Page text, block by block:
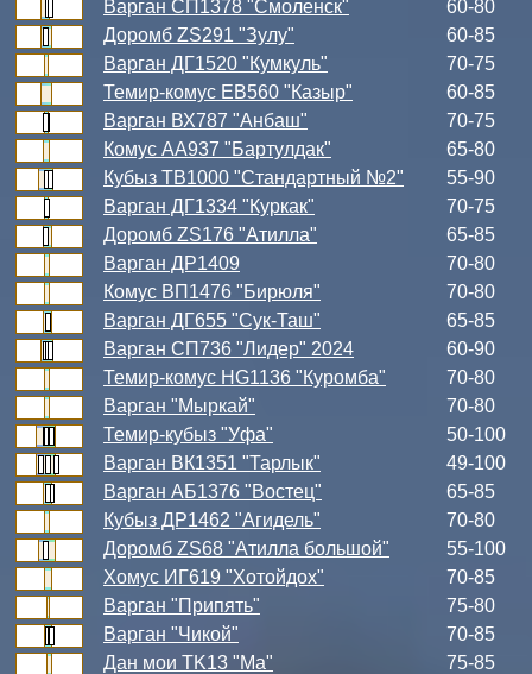
Варган СП1378 "Смоленск"
60-80
Доромб ZS291 "Зулу"
60-85
Варган ДГ1520 "Кумкуль"
70-75
Темир-комус ЕВ560 "Казыр"
60-85
Варган ВХ787 "Анбаш"
70-75
Комус АА937 "Бартулдак"
65-80
Кубыз ТВ1000 "Стандартный №2"
55-90
Варган ДГ1334 "Куркак"
70-75
Доромб ZS176 "Атилла"
65-85
Варган ДР1409
70-80
Комус ВП1476 "Бирюля"
70-80
Варган ДГ655 "Сук-Таш"
65-85
Варган СП736 "Лидер" 2024
60-90
Темир-комус HG1136 "Куромба"
70-80
Варган "Мыркай"
70-80
Темир-кубыз "Уфа"
50-100
Варган ВК1351 "Тарлык"
49-100
Варган АБ1376 "Востец"
65-85
Кубыз ДР1462 "Агидель"
70-80
Доромб ZS68 "Атилла большой"
55-100
Хомус ИГ619 "Хотойдох"
70-85
Варган "Припять"
75-80
Варган "Чикой"
70-85
Дан мои TK13 "Ма"
75-85